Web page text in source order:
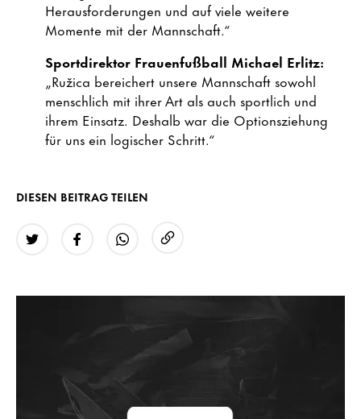
Herausforderungen und auf viele weitere
Momente mit der Mannschaft.“
Sportdirektor Frauenfußball Michael Erlitz:
„Ružica bereichert unsere Mannschaft sowohl
menschlich mit ihrer Art als auch sportlich und
ihrem Einsatz. Deshalb war die Optionsziehung
für uns ein logischer Schritt.“
DIESEN BEITRAG TEILEN